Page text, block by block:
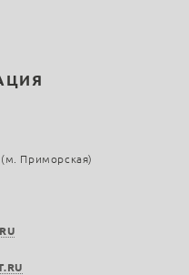
(м. Приморская)